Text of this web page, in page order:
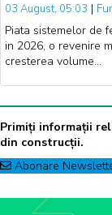
03 August, 05:03 |
Piata sistemelor de
in 2026, o revenire
cresterea volume…
Primiți informații
din construcții.
Abonare